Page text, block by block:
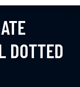
DOTTED